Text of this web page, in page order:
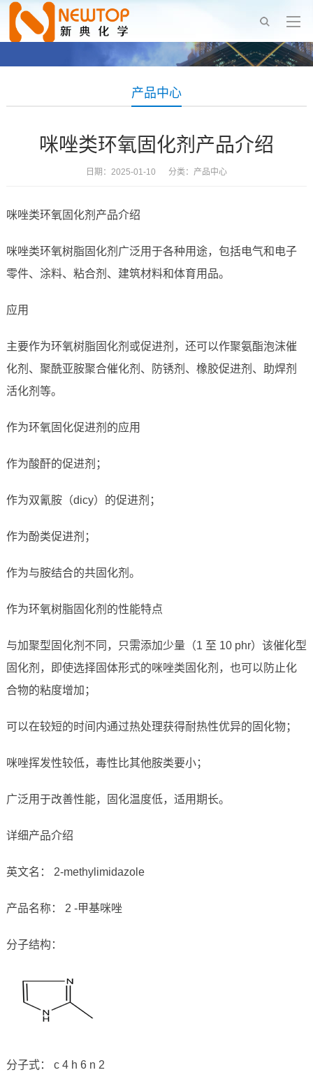
产品中心
咪唑类环氧固化剂产品介绍
日期：2025-01-10 分类： 产品中心
咪唑类环氧固化剂产品介绍
咪唑类环氧树脂固化剂广泛用于各种用途，包括电气和电子
零件、涂料、粘合剂、建筑材料和体育用品。
应用
主要作为环氧树脂固化剂或促进剂，还可以作聚氨酯泡沫催
化剂、聚酰亚胺聚合催化剂、防锈剂、橡胶促进剂、助焊剂
活化剂等。
作为环氧固化促进剂的应用
作为酸酐的促进剂；
作为双氰胺（dicy）的促进剂；
作为酚类促进剂；
作为与胺结合的共固化剂。
作为环氧树脂固化剂的性能特点
与加聚型固化剂不同，只需添加少量（1 至 10 phr）该催化型
固化剂，即使选择固体形式的咪唑类固化剂，也可以防止化
合物的粘度增加；
可以在较短的时间内通过热处理获得耐热性优异的固化物；
咪唑挥发性较低，毒性比其他胺类要小；
广泛用于改善性能，固化温度低，适用期长。
详细产品介绍
英文名： 2-methylimidazole
产品名称： 2 -甲基咪唑
分子结构：
分子式： c 4 h 6 n 2